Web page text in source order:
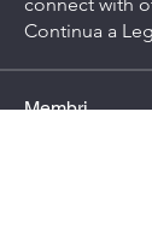
Continua a
Membri